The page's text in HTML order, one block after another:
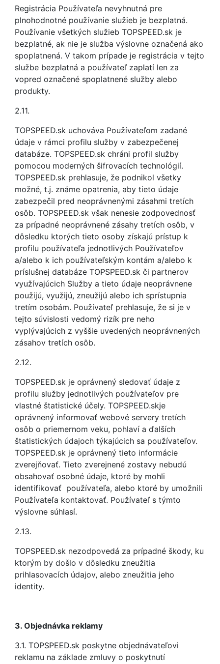
Registrácia Používateľa nevyhnutná pre
plnohodnotné používanie služieb je bezplatná.
Používanie všetkých služieb TOPSPEED.sk je
bezplatné, ak nie je služba výslovne označená ako
spoplatnená. V takom prípade je registrácia v tejto
službe bezplatná a používateľ zaplatí len za
vopred označené spoplatnené služby alebo
produkty.
2.11.
TOPSPEED.sk uchováva Používateľom zadané
údaje v rámci profilu služby v zabezpečenej
databáze. TOPSPEED.sk chráni profil služby
pomocou moderných šifrovacích technológií.
TOPSPEED.sk prehlasuje, že podnikol všetky
možné, t.j. známe opatrenia, aby tieto údaje
zabezpečil pred neoprávnenými zásahmi tretích
osôb. TOPSPEED.sk však nenesie zodpovednosť
za prípadné neoprávnené zásahy tretích osôb, v
dôsledku ktorých tieto osoby získajú prístup k
profilu používateľa jednotlivých Používateľov
a/alebo k ich používateľským kontám a/alebo k
príslušnej databáze TOPSPEED.sk či partnerov
využívajúcich Služby a tieto údaje neoprávnene
použijú, využijú, zneužijú alebo ich sprístupnia
tretím osobám. Používateľ prehlasuje, že si je v
tejto súvislosti vedomý rizík pre neho
vyplývajúcich z vyššie uvedených neoprávnených
zásahov tretích osôb.
2.12.
TOPSPEED.sk je oprávnený sledovať údaje z
profilu služby jednotlivých používateľov pre
vlastné štatistické účely. TOPSPEED.skje
oprávnený informovať webové servery tretích
osôb o priemernom veku, pohlaví a ďalších
štatistických údajoch týkajúcich sa používateľov.
TOPSPEED.sk je oprávnený tieto informácie
zverejňovať. Tieto zverejnené zostavy nebudú
obsahovať osobné údaje, ktoré by mohli
identifikovať používateľa, alebo ktoré by umožnili
Používateľa kontaktovať. Používateľ s týmto
výslovne súhlasí.
2.13.
TOPSPEED.sk nezodpovedá za prípadné škody, ku
ktorým by došlo v dôsledku zneužitia
prihlasovacích údajov, alebo zneužitia jeho
identity.
3. Objednávka reklamy
3.1. TOPSPEED.sk poskytne objednávateľovi
reklamu na základe zmluvy o poskytnutí